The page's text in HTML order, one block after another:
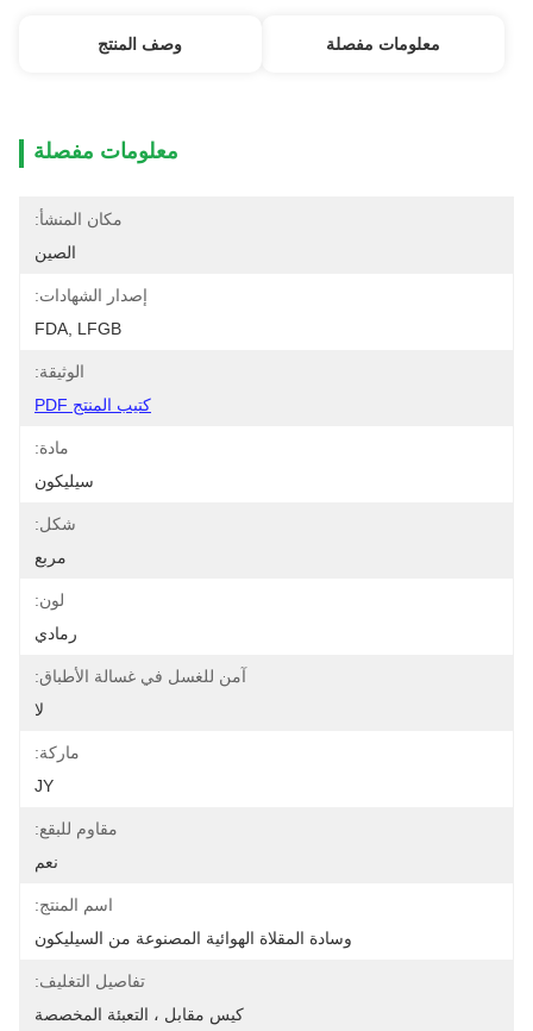
معلومات مفصلة وصف المنتج
معلومات مفصلة
مكان المنشأ:
الصين
إصدار الشهادات:
FDA, LFGB
الوثيقة:
كتيب المنتج PDF
مادة:
سيليكون
شكل:
مربع
لون:
رمادي
آمن للغسل في غسالة الأطباق:
ماركة:
JY
مقاوم للبقع:
نعم
اسم المنتج:
وسادة المقلاة الهوائية المصنوعة من السيليكون
تفاصيل التغليف:
كيس مقابل ، التعبئة المخصصة